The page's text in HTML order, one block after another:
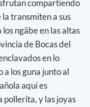
compartiendo
transmiten a sus
ngäbe en las altas
de Bocas del
en lo
los guna junto al
aquí es
pollerita, y las joyas